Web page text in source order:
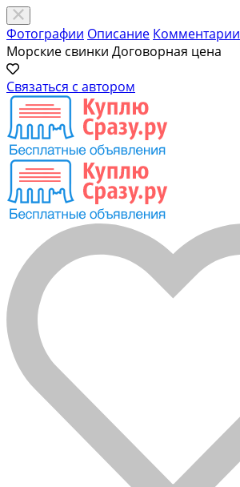
Фотографии Описание Комментарии
Морские свинки Договорная цена
Связаться с автором